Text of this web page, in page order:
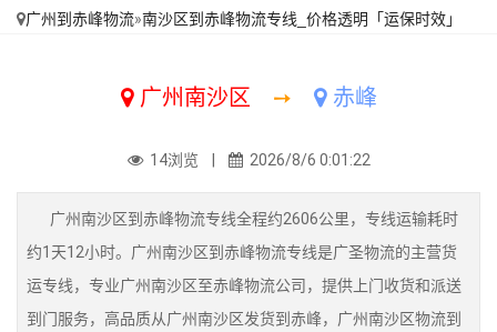
广州到赤峰物流»南沙区到赤峰物流专线_价格透明「运保时效」
广州南沙区 ➙ 赤峰
14浏览 | 2026/8/6 0:01:22
广州南沙区到赤峰物流专线全程约2606公里，专线运输耗时
约1天12小时。广州南沙区到赤峰物流专线是广圣物流的主营货
运专线，专业广州南沙区至赤峰物流公司，提供上门收货和派送
到门服务，高品质从广州南沙区发货到赤峰，广州南沙区物流到